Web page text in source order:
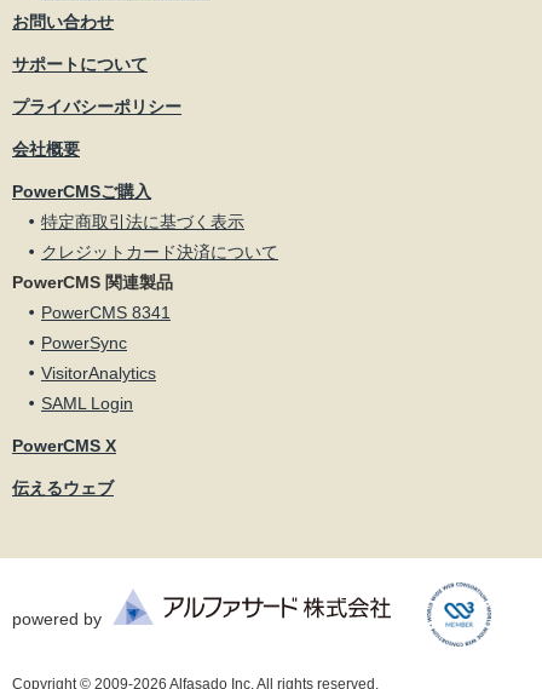
お問い合わせ
サポートについて
プライバシーポリシー
会社概要
PowerCMSご購入
特定商取引法に基づく表示
クレジットカード決済について
PowerCMS 関連製品
PowerCMS 8341
PowerSync
VisitorAnalytics
SAML Login
PowerCMS X
伝えるウェブ
Copyright © 2009-2026 Alfasado Inc. All rights reserved.
powered by